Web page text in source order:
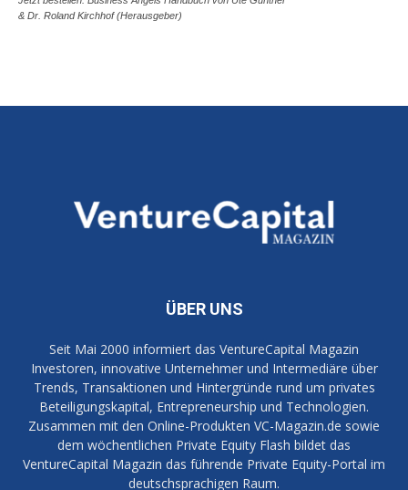
& Dr. Roland Kirchhof (Herausgeber)
ÜBER UNS
Seit Mai 2000 informiert das VentureCapital Magazin
Investoren, innovative Unternehmer und Intermediäre über
Trends, Transaktionen und Hintergründe rund um privates
Beteiligungskapital, Entrepreneurship und Technologien.
Zusammen mit den Online-Produkten VC-Magazin.de sowie
dem wöchentlichen Private Equity Flash bildet das
VentureCapital Magazin das führende Private Equity-Portal im
deutschsprachigen Raum.